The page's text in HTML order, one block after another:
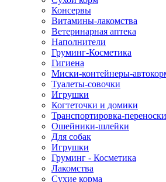
Консервы
Витамины-лакомства
Ветеринарная аптека
Наполнители
Груминг-Косметика
Гигиена
Миски-контейнеры-
Туалеты-совочки
Игрушки
Когтеточки и домики
Транспортировка-переноски
Ошейники-шлейки
Для собак
Игрушки
Груминг - Косметика
Лакомства
Сухие корма